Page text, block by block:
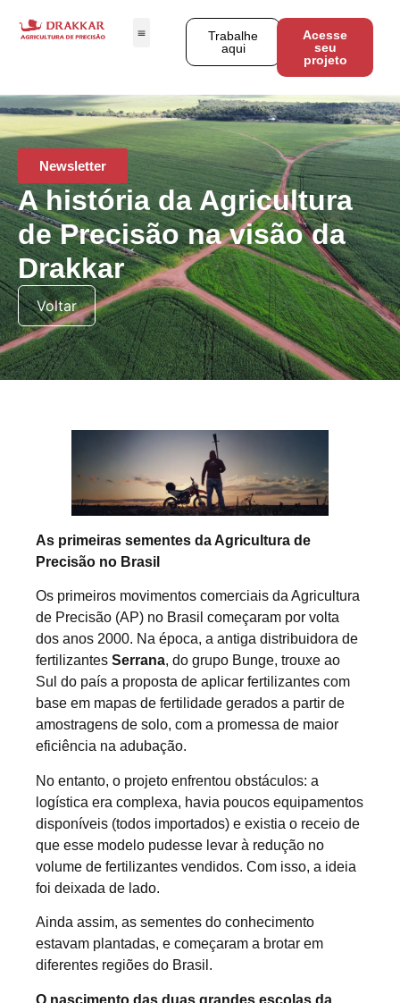
Trabalhe
aqui
Acesse
seu
projeto
Newsletter
A história da Agricultura
de Precisão na visão da
Drakkar
Voltar
As primeiras sementes da Agricultura de
Precisão no Brasil
Os primeiros movimentos comerciais da Agricultura
de Precisão (AP) no Brasil começaram por volta
dos anos 2000. Na época, a antiga distribuidora de
fertilizantes Serrana, do grupo Bunge, trouxe ao
Sul do país a proposta de aplicar fertilizantes com
base em mapas de fertilidade gerados a partir de
amostragens de solo, com a promessa de maior
eficiência na adubação.
No entanto, o projeto enfrentou obstáculos: a
logística era complexa, havia poucos equipamentos
disponíveis (todos importados) e existia o receio de
que esse modelo pudesse levar à redução no
volume de fertilizantes vendidos. Com isso, a ideia
foi deixada de lado.
Ainda assim, as sementes do conhecimento
estavam plantadas, e começaram a brotar em
diferentes regiões do Brasil.
O nascimento das duas grandes escolas da